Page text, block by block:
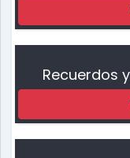
Recuerdos